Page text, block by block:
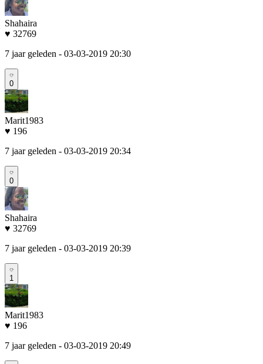
Shahaira
♥ 32769
7 jaar geleden - 03-03-2019 20:30
0
Marit1983
♥ 196
7 jaar geleden - 03-03-2019 20:34
0
Shahaira
♥ 32769
7 jaar geleden - 03-03-2019 20:39
1
Marit1983
♥ 196
7 jaar geleden - 03-03-2019 20:49